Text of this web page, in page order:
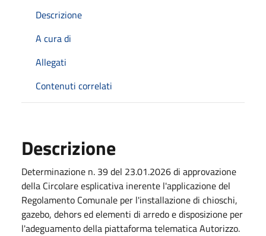
Descrizione
A cura di
Allegati
Contenuti correlati
Descrizione
Determinazione n. 39 del 23.01.2026 di approvazione
della Circolare esplicativa inerente l'applicazione del
Regolamento Comunale per l'installazione di chioschi,
gazebo, dehors ed elementi di arredo e disposizione per
l'adeguamento della piattaforma telematica Autorizzo.